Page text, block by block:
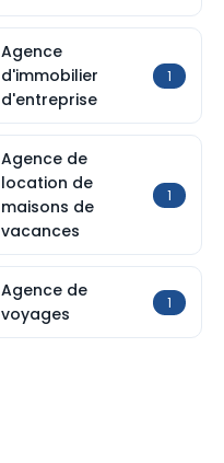
Agence
d'immobilier
d'entreprise
1
Agence de
location de
maisons de
vacances
1
Agence de
voyages
1